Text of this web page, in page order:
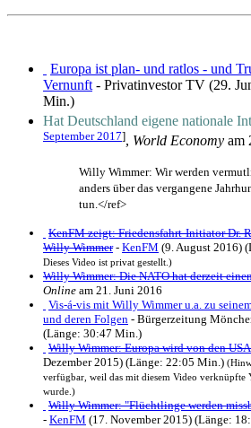
Europa ist plan- und ratlos - und
Vernunft - Privatinvestor TV (29.
Min.)
Hat Deutschland eigene nationale
September 2017], World Economy am
Willy Wimmer: Wir werden
anders über das vergangene
tun.</ref>
KenFM zeigt: Friedensfahrt-Initiator Dr.
Willy Wimmer- KenFM (9. August 2016)
Dieses Video ist privat gestellt.)
Willy Wimmer: Die NATO hat derzeit
Online am 21. Juni 2016
Vis-á-vis mit Willy Wimmer u.a. zu
und deren Folgen - Bürgerzeitung
(Länge: 30:47 Min.)
Willy Wimmer: Europa wird von den
Dezember 2015) (Länge: 22:05 Min.)
verfügbar, weil das mit diesem Video
wurde.)
Willy Wimmer: "Flüchtlinge werden
- KenFM (17. November 2015) (Länge: